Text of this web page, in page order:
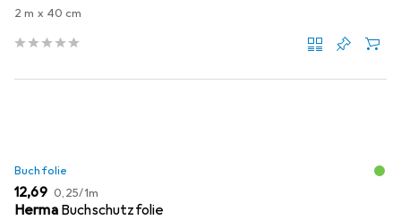
2 m x 40 cm
Buchfolie
EUR
12,69 EUR
0,25/1m
Herma Buchschutzfolie